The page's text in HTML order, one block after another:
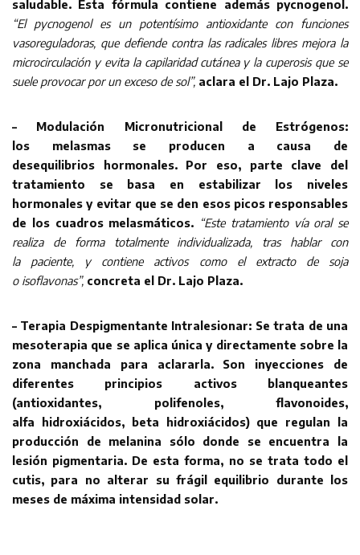
saludable. Esta fórmula contiene además pycnogenol.
“El pycnogenol es un potentísimo antioxidante con funciones
vasoreguladoras, que defiende contra las radicales libres mejora la
microcirculación y evita la capilaridad cutánea y la cuperosis que se
suele provocar por un exceso de sol”, aclara el Dr. Lajo Plaza.
– Modulación Micronutricional de Estrógenos:
los melasmas se producen a causa de
desequilibrios hormonales. Por eso, parte clave del
tratamiento se basa en estabilizar los niveles
hormonales y evitar que se den esos picos responsables
de los cuadros melasmáticos. “Este tratamiento vía oral se
realiza de
forma totalmente individualizada, tras hablar con
la paciente, y contiene activos como el extracto de soja
o isoflavonas”, concreta el Dr. Lajo Plaza.
– Terapia Despigmentante Intralesionar: Se trata de una
mesoterapia que se aplica únicay directamente sobre la
zona manchada para aclararla. Son inyecciones de
diferentes principios activos blanqueantes
(antioxidantes, polifenoles, flavonoides,
alfa hidroxiácidos, beta hidroxiácidos) que regulan la
producción de melanina sólo donde se encuentra la
lesión pigmentaria. De esta forma, no se trata todo el
cutis, para no alterar su frágil equilibrio durante los
meses de máxima intensidad solar.